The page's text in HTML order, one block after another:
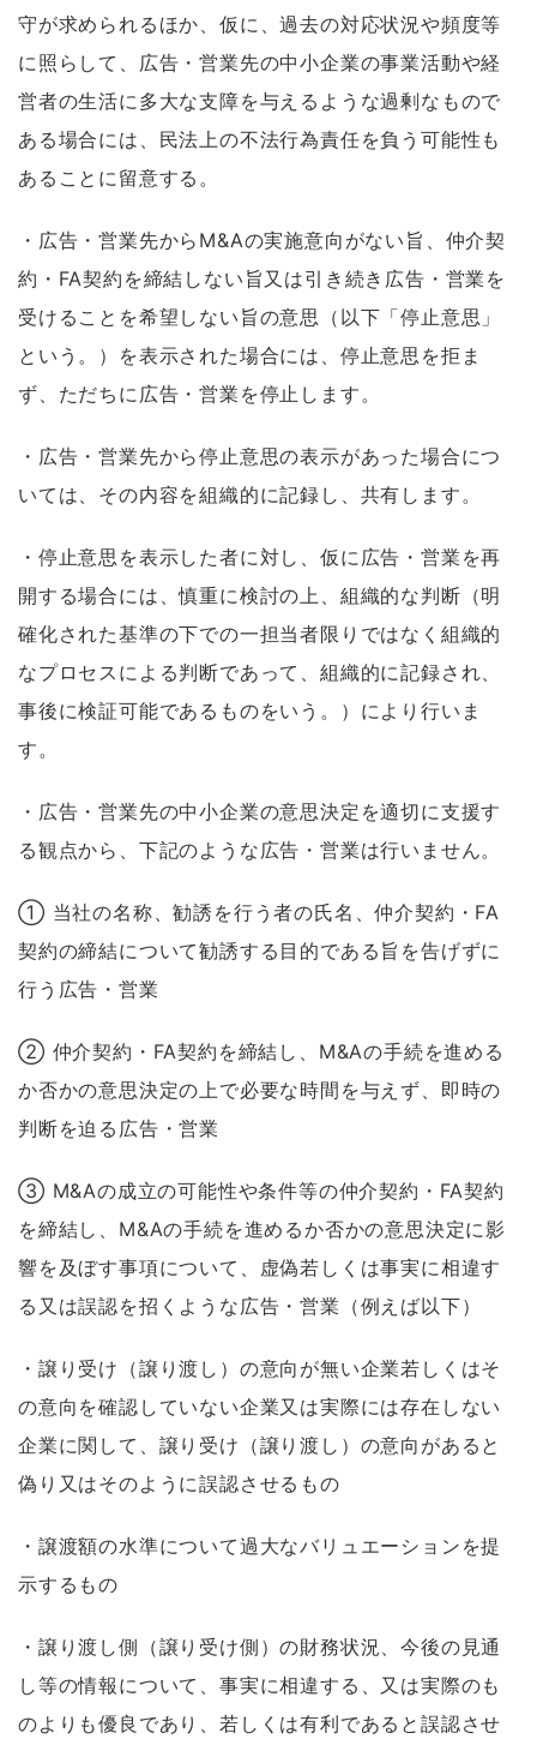
守が求められるほか、仮に、過去の対応状況や頻度等
に照らして、広告・営業先の中小企業の事業活動や経
営者の生活に多大な支障を与えるような過剰なもので
ある場合には、民法上の不法行為責任を負う可能性も
あることに留意する。
・広告・営業先からM&Aの実施意向がない旨、仲介契
約・FA契約を締結しない旨又は引き続き広告・営業を
受けることを希望しない旨の意思（以下「停止意思」
という。）を表示された場合には、停止意思を拒ま
ず、ただちに広告・営業を停止します。
・広告・営業先から停止意思の表示があった場合につ
いては、その内容を組織的に記録し、共有します。
・停止意思を表示した者に対し、仮に広告・営業を再
開する場合には、慎重に検討の上、組織的な判断（明
確化された基準の下での一担当者限りではなく組織的
なプロセスによる判断であって、組織的に記録され、
事後に検証可能であるものをいう。）により行いま
す。
・広告・営業先の中小企業の意思決定を適切に支援す
る観点から、下記のような広告・営業は行いません。
① 当社の名称、勧誘を行う者の氏名、仲介契約・FA
契約の締結について勧誘する目的である旨を告げずに
行う広告・営業
② 仲介契約・FA契約を締結し、M&Aの手続を進める
か否かの意思決定の上で必要な時間を与えず、即時の
判断を迫る広告・営業
③ M&Aの成立の可能性や条件等の仲介契約・FA契約
を締結し、M&Aの手続を進めるか否かの意思決定に影
響を及ぼす事項について、虚偽若しくは事実に相違す
る又は誤認を招くような広告・営業（例えば以下）
・譲り受け（譲り渡し）の意向が無い企業若しくはそ
の意向を確認していない企業又は実際には存在しない
企業に関して、譲り受け（譲り渡し）の意向があると
偽り又はそのように誤認させるもの
・譲渡額の水準について過大なバリュエーションを提
示するもの
・譲り渡し側（譲り受け側）の財務状況、今後の見通
し等の情報について、事実に相違する、又は実際のも
のよりも優良であり、若しくは有利であると誤認させ